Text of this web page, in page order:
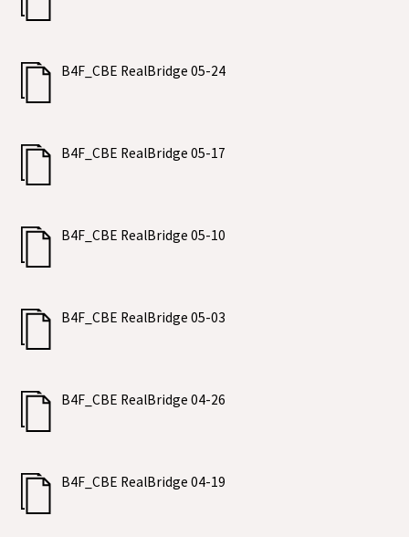
B4F_CBE RealBridge 05-24
B4F_CBE RealBridge 05-17
B4F_CBE RealBridge 05-10
B4F_CBE RealBridge 05-03
B4F_CBE RealBridge 04-26
B4F_CBE RealBridge 04-19